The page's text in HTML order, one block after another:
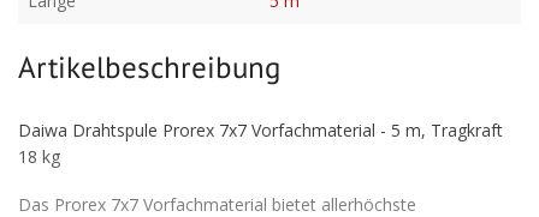
Artikelbeschreibung
Daiwa Drahtspule Prorex 7x7 Vorfachmaterial - 5 m, Tragkraft
18 kg
Das Prorex 7x7 Vorfachmaterial bietet allerhöchste